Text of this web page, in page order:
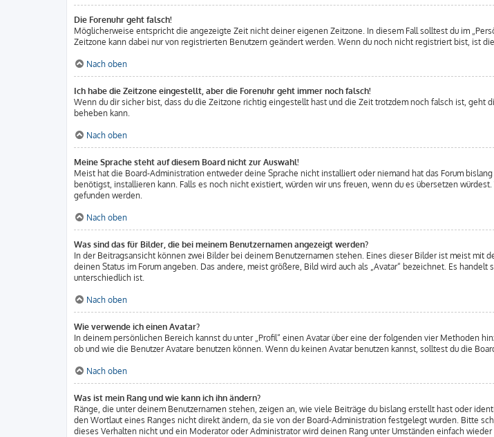
Die Forenuhr geht falsch!
Möglicherweise entspricht die angezeigte Zeit nicht deiner eigenen Zeitzone. In diesem Fall solltest du im
Zeitzone kann dabei nur von registrierten Benutzern geändert werden. Wenn du noch nicht registriert bist, ist
Nach oben
Ich habe die Zeitzone eingestellt, aber die Forenuhr geht immer noch falsch!
Wenn du dir sicher bist, dass du die Zeitzone richtig eingestellt hast und die Zeit trotzdem noch falsch ist, geht
beheben kann.
Nach oben
Meine Sprache steht auf diesem Board nicht zur Auswahl!
Meist hat die Board-Administration entweder deine Sprache nicht installiert oder niemand hat das Forum
benötigst, installieren kann. Falls es noch nicht existiert, würden wir uns freuen, wenn du es übersetzen
gefunden werden.
Nach oben
Was sind das für Bilder, die bei meinem Benutzernamen angezeigt werden?
In der Beitragsansicht können zwei Bilder bei deinem Benutzernamen stehen. Eines dieser Bilder ist meist mit
deinen Status im Forum angeben. Das andere, meist größere, Bild wird auch als „Avatar“ bezeichnet. Es
unterschiedlich ist.
Nach oben
Wie verwende ich einen Avatar?
In deinem persönlichen Bereich kannst du unter „Profil“ einen Avatar über eine der folgenden vier Methoden
ob und wie die Benutzer Avatare benutzen können. Wenn du keinen Avatar benutzen kannst, solltest du die
Nach oben
Was ist mein Rang und wie kann ich ihn ändern?
Ränge, die unter deinem Benutzernamen stehen, zeigen an, wie viele Beiträge du bislang erstellt hast oder
den Wortlaut eines Ranges nicht direkt ändern, da sie von der Board-Administration festgelegt wurden. Bitte
dieses Verhalten nicht und ein Moderator oder Administrator wird deinen Rang unter Umständen einfach wieder